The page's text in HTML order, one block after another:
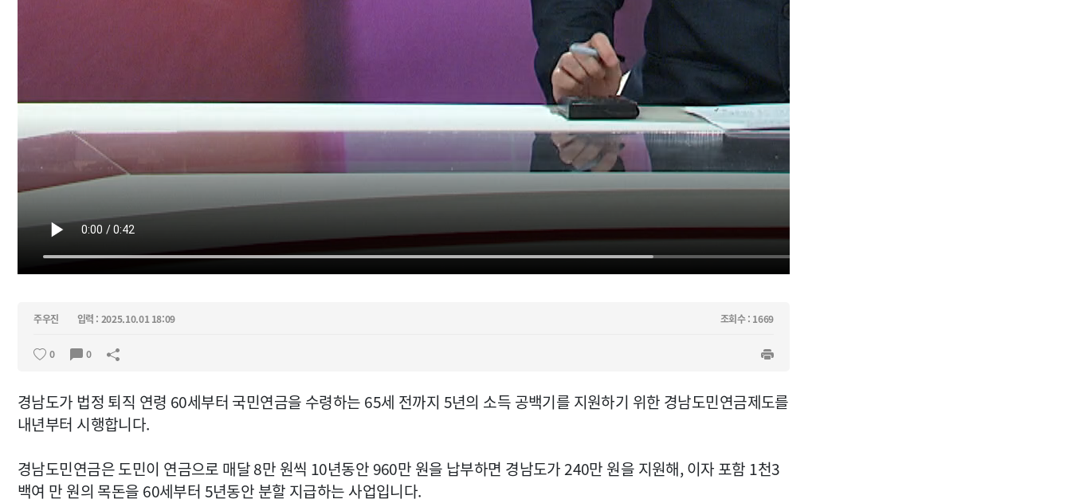
주우진 입력 : 2025.10.01 18:09 조회수 : 1669
0 0
경남도가 법정 퇴직 연령 60세부터 국민연금을 수령하는 65세 전까지 5년의 소득 공백기를 지원하기 위한 경남도민연금제도를
내년부터 시행합니다.
경남도민연금은 도민이 연금으로 매달 8만 원씩 10년동안 960만 원을 납부하면 경남도가 240만 원을 지원해, 이자 포함 1천3
백여 만 원의 목돈을 60세부터 5년동안 분할 지급하는 사업입니다.